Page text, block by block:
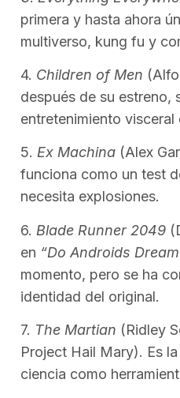
primera y hasta ahora
multiverso, kung fu y
4. Children of Men
después de su estreno,
entretenimiento
5. Ex Machina (Alex
funciona como un test
necesita explosiones.
6. Blade Runner 2049
en “Do Androids
momento, pero se ha
identidad del original.
7. The Martian (Ridley
Project Hail Mary). Es
ciencia como